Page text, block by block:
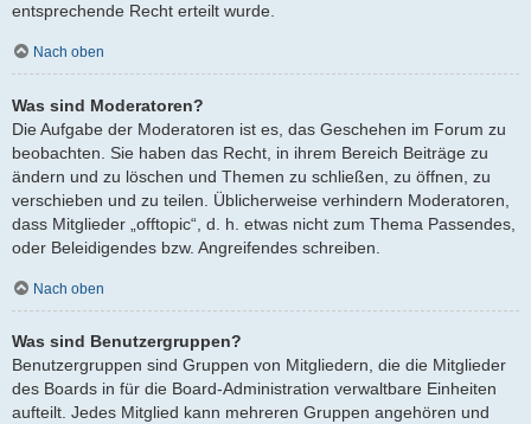
entsprechende Recht erteilt wurde.
Nach oben
Was sind Moderatoren?
Die Aufgabe der Moderatoren ist es, das Geschehen im Forum zu
beobachten. Sie haben das Recht, in ihrem Bereich Beiträge zu
ändern und zu löschen und Themen zu schließen, zu öffnen, zu
verschieben und zu teilen. Üblicherweise verhindern Moderatoren,
dass Mitglieder „offtopic“, d. h. etwas nicht zum Thema Passendes,
oder Beleidigendes bzw. Angreifendes schreiben.
Nach oben
Was sind Benutzergruppen?
Benutzergruppen sind Gruppen von Mitgliedern, die die Mitglieder
des Boards in für die Board-Administration verwaltbare Einheiten
aufteilt. Jedes Mitglied kann mehreren Gruppen angehören und